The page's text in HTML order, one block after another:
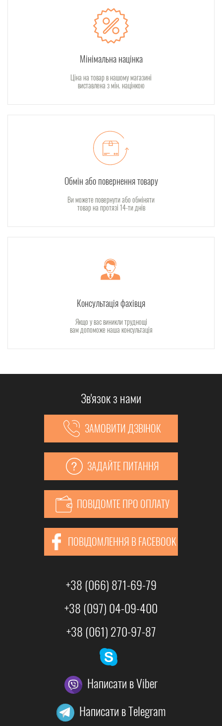
Мінімальна націнка
Ціна на товар в нашому магазині
виставлена з мін. націнкою
Обмін або повернення товару
Ви можете повернути або обміняти
товар на протязі 14-ти днів
Консультація фахівця
Якщо у вас виникли труднощі
вам допоможе наша консультація
Зв'язок з нами
ЗАМОВИТИ ДЗВІНОК
ЗАДАЙТЕ ПИТАННЯ
ПОВІДОМТЕ ПРО ОПЛАТУ
ПОВІДОМЛЕННЯ В FACEBOOK
+38 (066) 871-69-79
+38 (097) 04-09-400
+38 (061) 270-97-87
Написати в Viber
Написати в Telegram